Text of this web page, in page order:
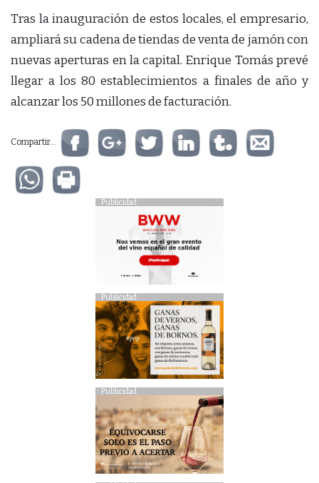
Tras la inauguración de estos locales, el empresario,
ampliará su cadena de tiendas de venta de jamón con
nuevas aperturas en la capital. Enrique Tomás prevé
llegar a los 80 establecimientos a finales de año y
alcanzar los 50 millones de facturación.
Compartir...
Publicidad
Publicidad
Publicidad